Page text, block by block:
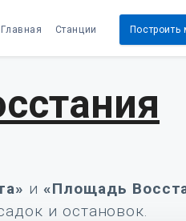
Главная Станции Построить
и«Площадь
и остановок.